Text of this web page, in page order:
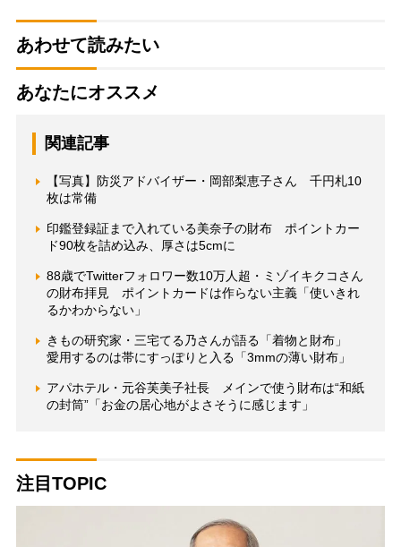
あわせて読みたい
あなたにオススメ
関連記事
【写真】防災アドバイザー・岡部梨恵子さん 千円札10
枚は常備
印鑑登録証まで入れている美奈子の財布 ポイントカー
ド90枚を詰め込み、厚さは5cmに
88歳でTwitterフォロワー数10万人超・ミゾイキクコさん
の財布拝見 ポイントカードは作らない主義「使いきれ
るかわからない」
きもの研究家・三宅てる乃さんが語る「着物と財布」
愛用するのは帯にすっぽりと入る「3mmの薄い財布」
アパホテル・元谷芙美子社長 メインで使う財布は“和紙
の封筒”「お金の居心地がよさそうに感じます」
注目TOPIC